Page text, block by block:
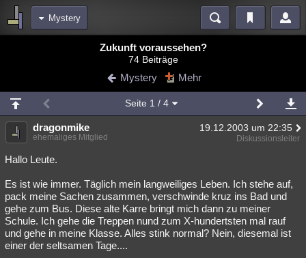
Mystery
Blogs
Chat Wiki Neuigkeiten
meine Rubriken
Menschen Wissenschaft Mystery Kriminalfälle
Spiritualität
Natur Umfragen Unterhaltung
weitere Rubriken
Philosophie Träume Orte Esoterik Literatur
Astronomie Helpdesk
Zukunft voraussehen?
74 Beiträge
Mystery Mehr
Seite 1 / 4
dragonmike 19.12.2003 um 22:35
ehemaliges Mitglied Diskussionsleiter
Hallo Leute.
Es ist wie immer. Täglich mein langweiliges Leben. Ich stehe auf,
pack meine Sachen zusammen, verschwinde kruz ins Bad und
gehe zum Bus. Diese alte Karre bringt mich dann zu meiner
Schule. Ich gehe die Treppen nund zum X-hundertsten mal rauf
und gehe in meine Klasse. Alles stink normal? Nein, diesemal ist
einer der seltsamen Tage....